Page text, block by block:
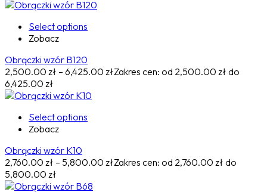
Select options
Zobacz
Obrączki wzór B120
2,500.00 zł – 6,425.00 złZakres cen: od 2,500.00 zł do
6,425.00 zł
Select options
Zobacz
Obrączki wzór K10
2,760.00 zł – 5,800.00 złZakres cen: od 2,760.00 zł do
5,800.00 zł